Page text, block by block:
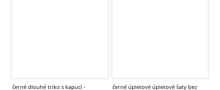
černé dlouhé triko s kapucí - černé úpletové úpletové šaty bez